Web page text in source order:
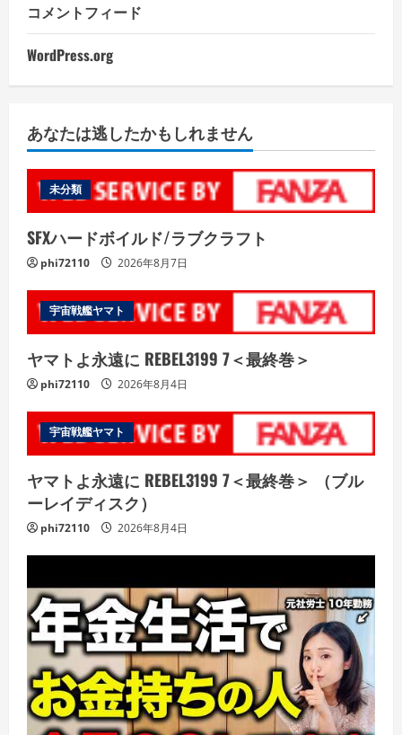
コメントフィード
WordPress.org
あなたは逃したかもしれません
未分類
SFXハードボイルド/ラブクラフト
phi72110 2026年8月7日
宇宙戦艦ヤマト
ヤマトよ永遠に REBEL3199 7＜最終巻＞
phi72110 2026年8月4日
宇宙戦艦ヤマト
ヤマトよ永遠に REBEL3199 7＜最終巻＞ （ブル
ーレイディスク）
phi72110 2026年8月4日